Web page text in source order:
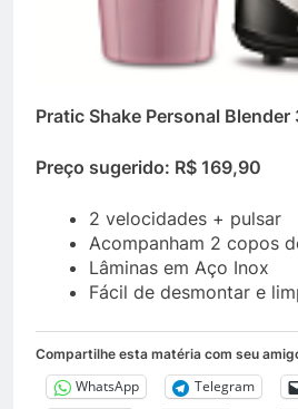
Pratic Shake Personal
Preço sugerido: R$ 169,90
2 velocidades + pulsar
Acompanham 2 copos
Lâminas em Aço Inox
Fácil de desmontar e
Compartilhe esta matéria com seu
WhatsApp Telegram